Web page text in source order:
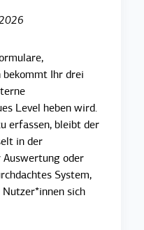
bekommt Ihr drei
Level heben wird.
erfassen, bleibt der
in der
Auswertung oder
System,
sich